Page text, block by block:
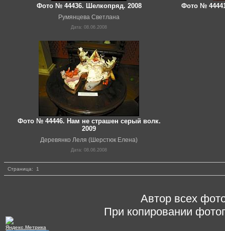
Фото № 44436. Шелкопряд. 2008
Румянцева Светлана
Дата: 08.06.2008
Фото №
Фото № 44446. Нам не страшен серый волк.
2009
Деревянко Леля (Шерстюк Елена)
Дата: 08.06.2008
Страница: 1
Автор всех
При копировании